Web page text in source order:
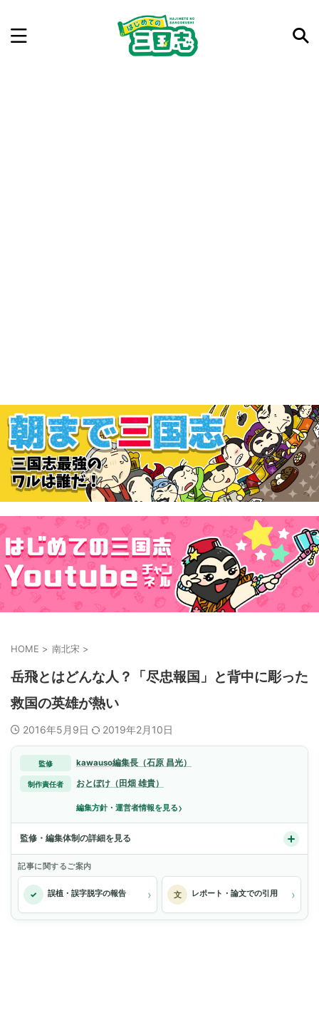
HOME > 南北宋 >
岳飛とはどんな人？「尽忠報国」と背中に彫った
救国の英雄が熱い
2016年5月9日 2019年2月10日
監修 kawauso編集長（石原 昌光）
制作責任者 おとぼけ（田畑 雄貴）
編集方針・運営者情報を見る›
監修・編集体制の詳細を見る
記事に関するご案内
✓ 誤植・誤字脱字の報告 › 文 レポート・論文での引用 ›